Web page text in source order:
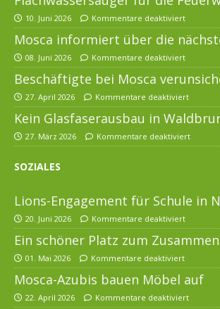
10. Juni 2026 Kommentare deaktiviert
Mosca informiert über die
08. Juni 2026 Kommentare deaktiviert
Beschäftigte bei Mosca
27. April 2026 Kommentare deaktiviert
Kein Glasfaserausbau in
27. März 2026 Kommentare deaktiviert
SOZIALES
Lions-Engagement für Schule in
20. Juni 2026 Kommentare deaktiviert
Ein schöner Platz zum
01. Mai 2026 Kommentare deaktiviert
Mosca-Azubis bauen Möbel auf
22. April 2026 Kommentare deaktiviert